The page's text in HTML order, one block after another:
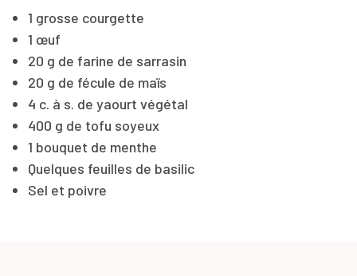
1 grosse courgette
1 œuf
20 g de farine de sarrasin
20 g de fécule de maïs
4 c. à s. de yaourt végétal
400 g de tofu soyeux
1 bouquet de menthe
Quelques feuilles de basilic
Sel et poivre